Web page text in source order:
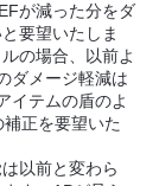
が減った分をダ
要望いたしま
の場合、以前よ
ダメージ軽減は
イテムの盾のよ
正を要望いた
以前と変わら